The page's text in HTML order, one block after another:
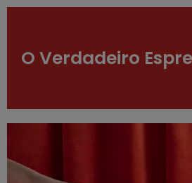
O Verdadeiro